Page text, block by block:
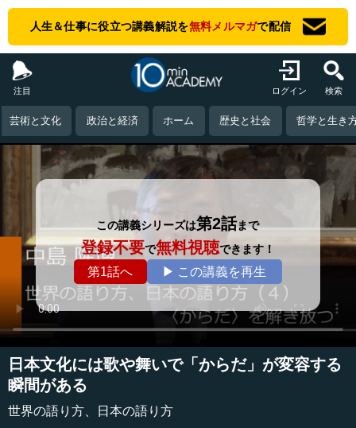
人生＆仕事に役立つ講義解説を無料メルマガで配信
注目 ログイン 検索
芸術と文化 政治と経済 ホーム 歴史と社会 哲学と生き
この講義シリーズは第2話まで
登録不要で無料視聴できます！
第1話へ ▶ この講義を再生
日本文化には歌や舞いで「からだ」が変容する
瞬間がある
世界の語り方、日本の語り方